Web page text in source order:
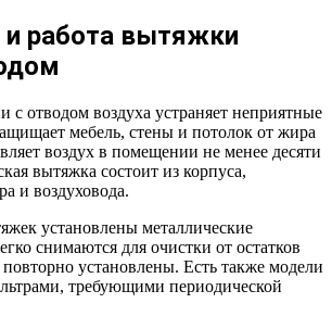
и работа вытяжки
с отводом воздуха устраняет неприятные
мебель, стены и потолок от жира
воздух в помещении не менее десяти
вытяжка состоит из корпуса,
и воздуховода.
установлены металлические
снимаются для очистки от остатков
установлены. Есть также модели
требующими периодической